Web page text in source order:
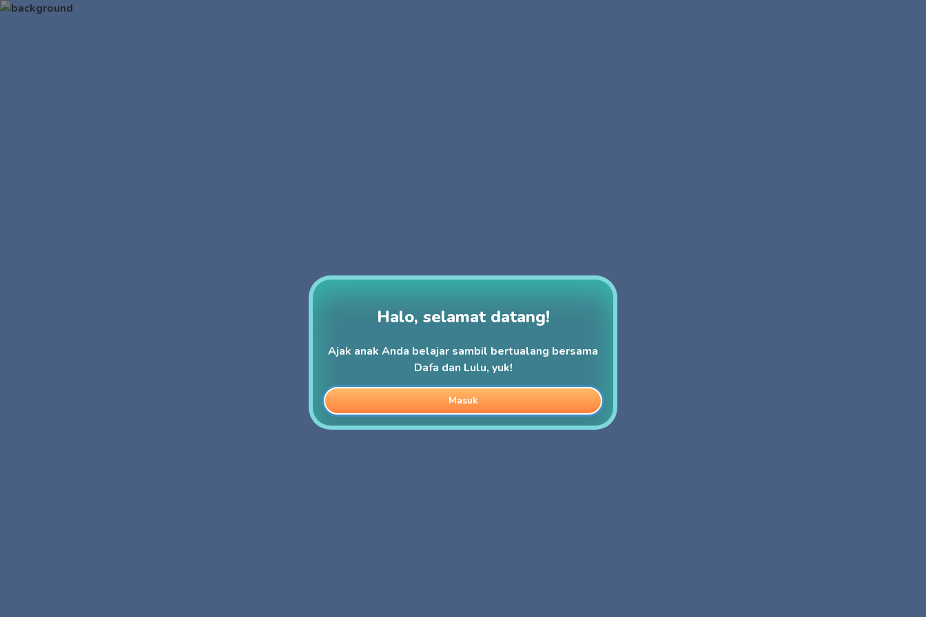
Halo, selamat datang!
Ajak anak Anda belajar sambil bertualang bersama
Dafa dan Lulu, yuk!
Masuk